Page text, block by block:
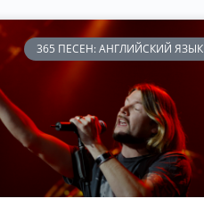
365 ПЕСЕН: АНГЛИЙСКИЙ ЯЗЫК